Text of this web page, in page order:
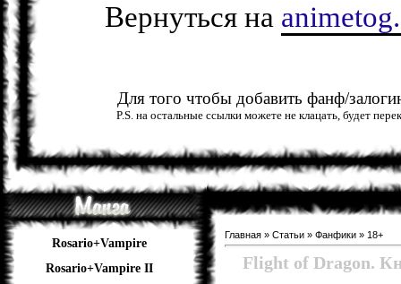
Вернуться на
Для того чтобы добавить фанф/
P.S. на остальные ссылки можете не клацать, будет
Rosario+Vampire
Rosario+Vampire II
Главная » Статьи » Фанфики » 18+
Flight of Dragon.